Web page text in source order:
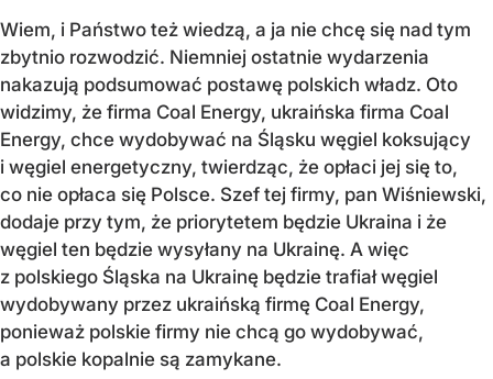
Wiem, i Państwo też wiedzą, a ja nie chcę się nad tym
zbytnio rozwodzić. Niemniej ostatnie wydarzenia
nakazują podsumować postawę polskich władz. Oto
widzimy, że firma Coal Energy, ukraińska firma Coal
Energy, chce wydobywać na Śląsku węgiel koksujący
i węgiel energetyczny, twierdząc, że opłaci jej się to,
co nie opłaca się Polsce. Szef tej firmy, pan Wiśniewski,
dodaje przy tym, że priorytetem będzie Ukraina i że
węgiel ten będzie wysyłany na Ukrainę. A więc
z polskiego Śląska na Ukrainę będzie trafiał węgiel
wydobywany przez ukraińską firmę Coal Energy,
ponieważ polskie firmy nie chcą go wydobywać,
a polskie kopalnie są zamykane.